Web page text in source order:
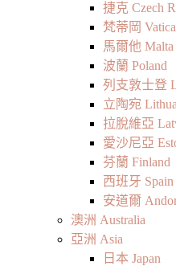
捷克 Czech
梵蒂岡
馬爾他 Malta
波蘭 Poland
列支敦士登
立陶宛
拉脫維亞
愛沙尼亞
芬蘭 Finland
西班牙 Spain
安道爾
澳洲 Australia
亞洲 Asia
日本 Japan